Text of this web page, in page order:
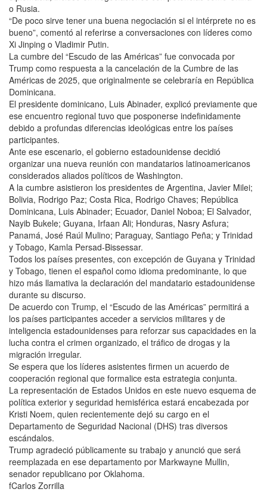
o Rusia.
“De poco sirve tener una buena negociación si el intérprete no es
bueno”, comentó al referirse a conversaciones con líderes como
Xi Jinping o Vladimir Putin.
La cumbre del “Escudo de las Américas” fue convocada por
Trump como respuesta a la cancelación de la Cumbre de las
Américas de 2025, que originalmente se celebraría en República
Dominicana.
El presidente dominicano, Luis Abinader, explicó previamente que
ese encuentro regional tuvo que posponerse indefinidamente
debido a profundas diferencias ideológicas entre los países
participantes.
Ante ese escenario, el gobierno estadounidense decidió
organizar una nueva reunión con mandatarios latinoamericanos
considerados aliados políticos de Washington.
A la cumbre asistieron los presidentes de Argentina, Javier Milei;
Bolivia, Rodrigo Paz; Costa Rica, Rodrigo Chaves; República
Dominicana, Luis Abinader; Ecuador, Daniel Noboa; El Salvador,
Nayib Bukele; Guyana, Irfaan Ali; Honduras, Nasry Asfura;
Panamá, José Raúl Mulino; Paraguay, Santiago Peña; y Trinidad
y Tobago, Kamla Persad-Bissessar.
Todos los países presentes, con excepción de Guyana y Trinidad
y Tobago, tienen el español como idioma predominante, lo que
hizo más llamativa la declaración del mandatario estadounidense
durante su discurso.
De acuerdo con Trump, el “Escudo de las Américas” permitirá a
los países participantes acceder a servicios militares y de
inteligencia estadounidenses para reforzar sus capacidades en la
lucha contra el crimen organizado, el tráfico de drogas y la
migración irregular.
Se espera que los líderes asistentes firmen un acuerdo de
cooperación regional que formalice esta estrategia conjunta.
La representación de Estados Unidos en este nuevo esquema de
política exterior y seguridad hemisférica estará encabezada por
Kristi Noem, quien recientemente dejó su cargo en el
Departamento de Seguridad Nacional (DHS) tras diversos
escándalos.
Trump agradeció públicamente su trabajo y anunció que será
reemplazada en ese departamento por Markwayne Mullin,
senador republicano por Oklahoma.
fCarlos Zorrilla